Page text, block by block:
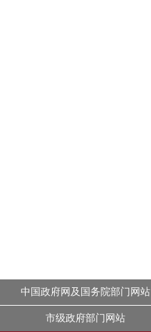
中国政府网及国务院部门网站
市级政府部门网站